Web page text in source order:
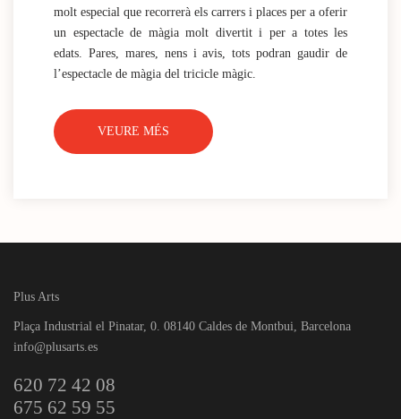
molt especial que recorrerà els carrers i places per a oferir
un espectacle de màgia molt divertit i per a totes les
edats. Pares, mares, nens i avis, tots podran gaudir de
l’espectacle de màgia del tricicle màgic.
VEURE MÉS
Plus Arts
Plaça Industrial el Pinatar, 0. 08140 Caldes de Montbui, Barcelona
info@plusarts.es
620 72 42 08
675 62 59 55